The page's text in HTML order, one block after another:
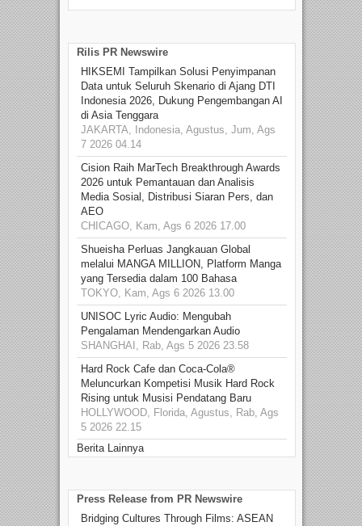
Rilis PR Newswire
HIKSEMI Tampilkan Solusi Penyimpanan
Data untuk Seluruh Skenario di Ajang DTI
Indonesia 2026, Dukung Pengembangan AI
di Asia Tenggara
JAKARTA, Indonesia, Agustus, Jum, Ags
7 2026 04.14
Cision Raih MarTech Breakthrough Awards
2026 untuk Pemantauan dan Analisis
Media Sosial, Distribusi Siaran Pers, dan
AEO
CHICAGO, Kam, Ags 6 2026 17.00
Shueisha Perluas Jangkauan Global
melalui MANGA MILLION, Platform Manga
yang Tersedia dalam 100 Bahasa
TOKYO, Kam, Ags 6 2026 13.00
UNISOC Lyric Audio: Mengubah
Pengalaman Mendengarkan Audio
SHANGHAI, Rab, Ags 5 2026 23.58
Hard Rock Cafe dan Coca-Cola®
Meluncurkan Kompetisi Musik Hard Rock
Rising untuk Musisi Pendatang Baru
HOLLYWOOD, Florida, Agustus, Rab, Ags
5 2026 22.15
Berita Lainnya
Press Release from PR Newswire
Bridging Cultures Through Films: ASEAN